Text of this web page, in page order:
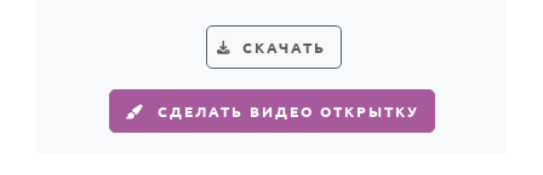
СКАЧАТЬ
СДЕЛАТЬ ВИДЕО ОТКРЫТКУ